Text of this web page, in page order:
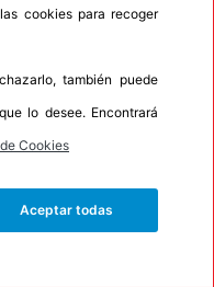
cookies para recoger
también puede
lo desee. Encontrará
Cookies
Aceptar todas